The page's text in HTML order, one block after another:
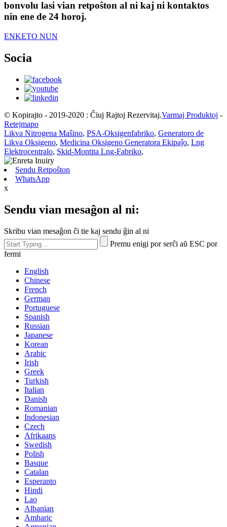
bonvolu lasi vian retpoŝton al ni kaj ni kontaktos
nin ene de 24 horoj.
ENKETO NUN
Socia
© Kopirajto - 2019-2020 : Ĉiuj Rajtoj Rezervitaj.Varmaj Produktoj -
Retejmapo
Likva Nitrogena Maŝino, PSA-Oksigenfabriko, Generatoro de
Likva Oksigeno, Medicina Oksigeno Generatora Ekipaĵo, Lng
Elektrocentralo, Skid-Montita Lng-Fabriko,
Sendu Retpoŝton
WhatsApp
x
Sendu vian mesaĝon al ni:
Skribu vian mesaĝon ĉi tie kaj sendu ĝin al ni
Premu enigi por serĉi aŭ ESC por
fermi
English
Chinese
French
German
Portuguese
Spanish
Russian
Japanese
Korean
Arabic
Irish
Greek
Turkish
Italian
Danish
Romanian
Indonesian
Czech
Afrikaans
Swedish
Polish
Basque
Catalan
Esperanto
Hindi
Lao
Albanian
Amharic